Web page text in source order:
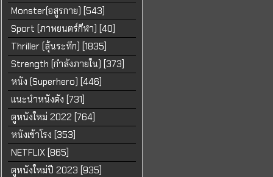
Monster(อสูรกาย) [543]
Sport (ภาพยนตร์กีฬา) [40]
Thriller (ลุ้นระทึก) [1835]
Strength (กำลังภายใน) [373]
หนัง (Superhero) [446]
แนะนำหนังดัง [731]
ดูหนังใหม่ 2022 [764]
หนังเข้าโรง [353]
NETFLIX [865]
ดูหนังใหม่ปี 2023 [935]